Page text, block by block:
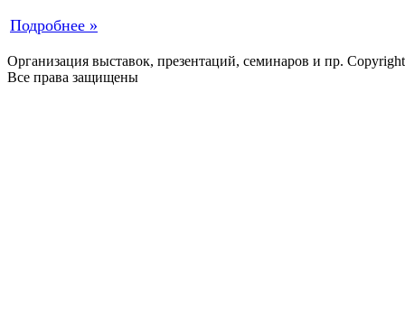
Подробнее »
Организация выставок, презентаций, семинаров и пр.
Все права защищены